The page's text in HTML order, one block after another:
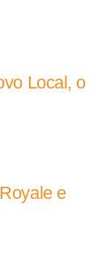
Local, o
e